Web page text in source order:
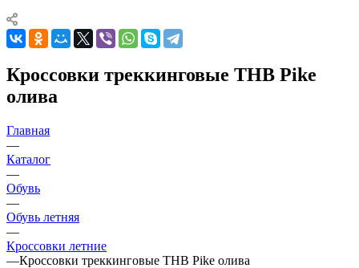
Кроссовки треккинговые THB Pike
олива
Главная
—
Каталог
—
Обувь
—
Обувь летняя
—
Кроссовки летние
—Кроссовки треккинговые THB Pike олива